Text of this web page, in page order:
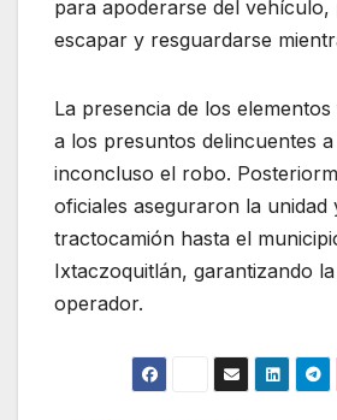
para apoderarse del
escapar y resguardarse
La presencia de los
a los presuntos delincuentes
inconcluso el robo.
oficiales aseguraron la unidad
tractocamión hasta el
Ixtaczoquitlán, garantizando
operador.